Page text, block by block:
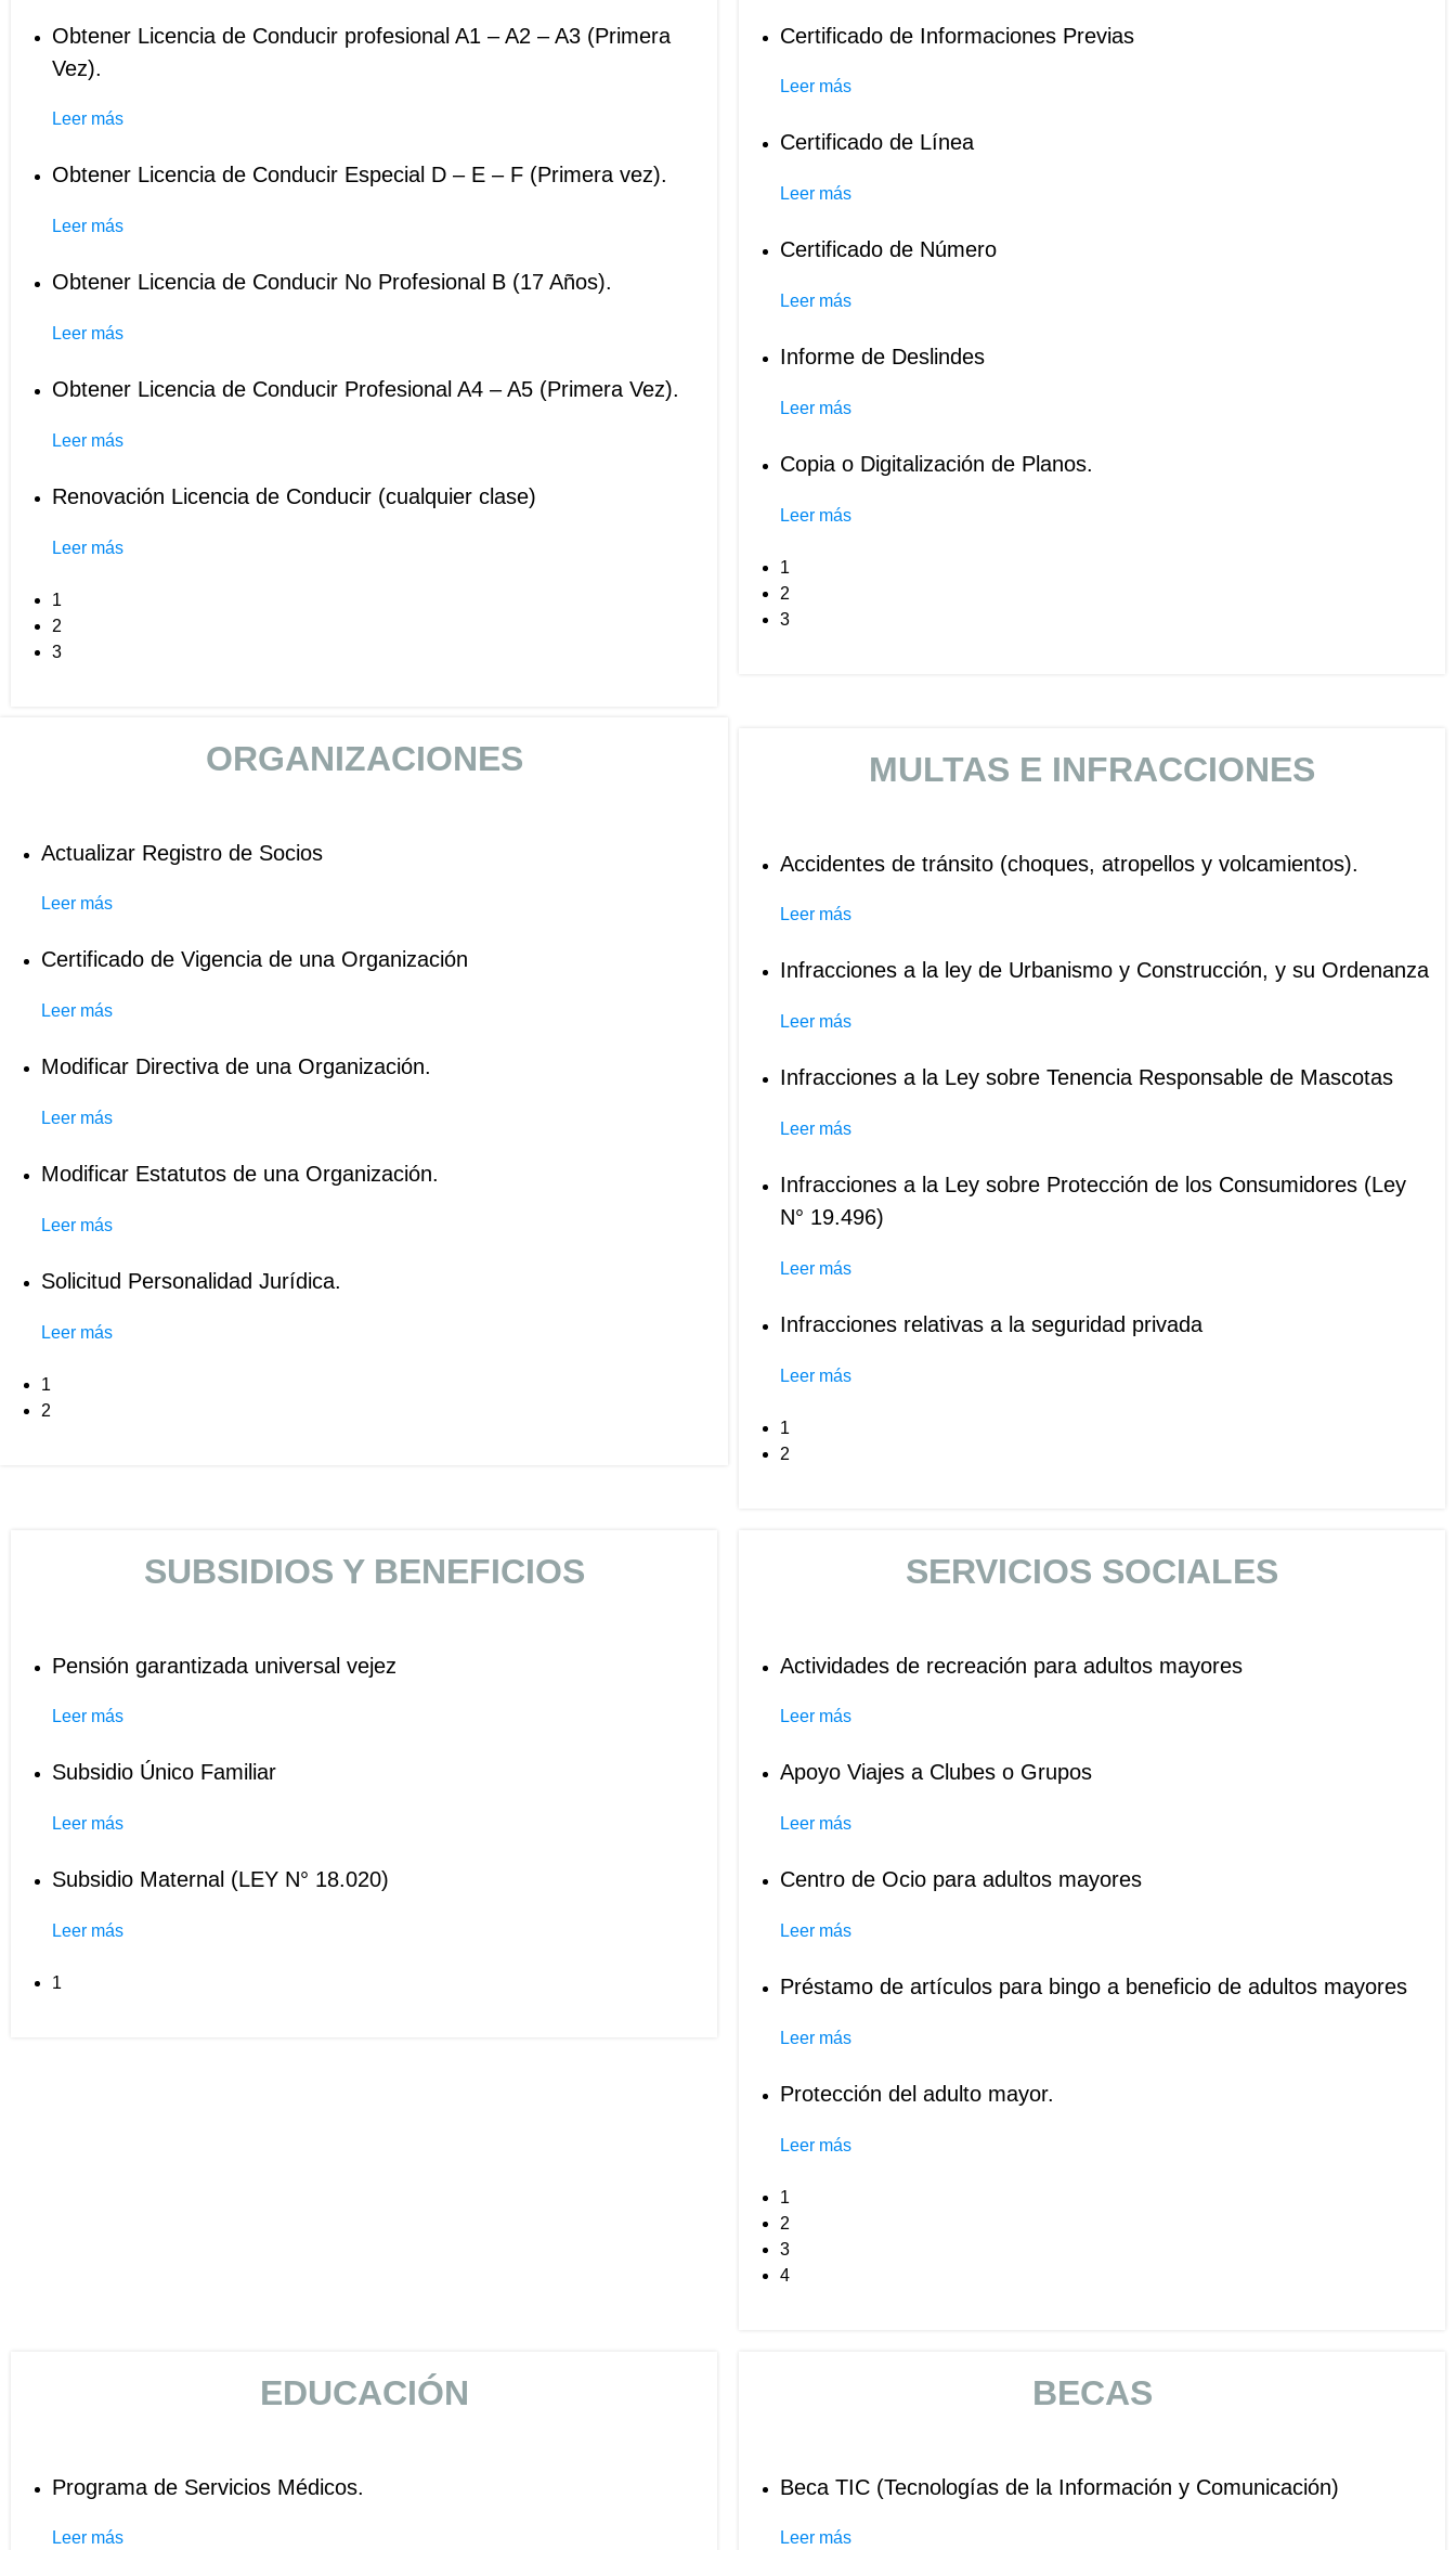
Obtener Licencia de Conducir profesional A1 – A2 – A3 (Primera
Vez).
Leer más
Obtener Licencia de Conducir Especial D – E – F (Primera vez).
Leer más
Obtener Licencia de Conducir No Profesional B (17 Años).
Leer más
Obtener Licencia de Conducir Profesional A4 – A5 (Primera Vez).
Leer más
Renovación Licencia de Conducir (cualquier clase)
Leer más
1
2
3
Certificado de Informaciones Previas
Leer más
Certificado de Línea
Leer más
Certificado de Número
Leer más
Informe de Deslindes
Leer más
Copia o Digitalización de Planos.
Leer más
1
2
3
ORGANIZACIONES
Actualizar Registro de Socios
Leer más
Certificado de Vigencia de una Organización
Leer más
Modificar Directiva de una Organización.
Leer más
Modificar Estatutos de una Organización.
Leer más
Solicitud Personalidad Jurídica.
Leer más
1
2
MULTAS E INFRACCIONES
Accidentes de tránsito (choques, atropellos y volcamientos).
Leer más
Infracciones a la ley de Urbanismo y Construcción, y su Ordenanza
Leer más
Infracciones a la Ley sobre Tenencia Responsable de Mascotas
Leer más
Infracciones a la Ley sobre Protección de los Consumidores (Ley
N° 19.496)
Leer más
Infracciones relativas a la seguridad privada
Leer más
1
2
SUBSIDIOS Y BENEFICIOS
Pensión garantizada universal vejez
Leer más
Subsidio Único Familiar
Leer más
Subsidio Maternal (LEY N° 18.020)
Leer más
1
SERVICIOS SOCIALES
Actividades de recreación para adultos mayores
Leer más
Apoyo Viajes a Clubes o Grupos
Leer más
Centro de Ocio para adultos mayores
Leer más
Préstamo de artículos para bingo a beneficio de adultos mayores
Leer más
Protección del adulto mayor.
Leer más
1
2
3
4
EDUCACIÓN
Programa de Servicios Médicos.
Leer más
BECAS
Beca TIC (Tecnologías de la Información y Comunicación)
Leer más